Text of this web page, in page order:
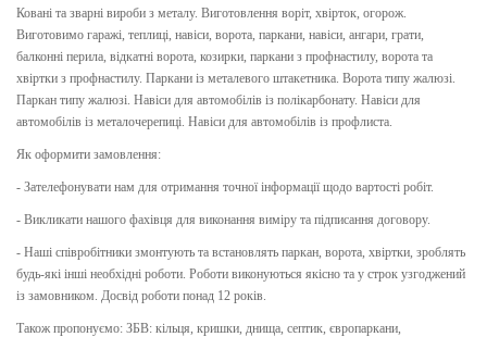
Ковані та зварні вироби з металу. Виготовлення воріт, хвірток, огорож.
Виготовимо гаражі, теплиці, навіси, ворота, паркани, навіси, ангари, грати,
балконні перила, відкатні ворота, козирки, паркани з профнастилу, ворота та
хвіртки з профнастилу. Паркани із металевого штакетника. Ворота типу жалюзі.
Паркан типу жалюзі. Навіси для автомобілів із полікарбонату. Навіси для
автомобілів із металочерепиці. Навіси для автомобілів із профлиста.
Як оформити замовлення:
- Зателефонувати нам для отримання точної інформації щодо вартості робіт.
- Викликати нашого фахівця для виконання виміру та підписання договору.
- Наші співробітники змонтують та встановлять паркан, ворота, хвіртки, зроблять
будь-які інші необхідні роботи. Роботи виконуються якісно та у строк узгоджений
із замовником. Досвід роботи понад 12 років.
Також пропонуємо: ЗБВ: кільця, кришки, днища, септик, європаркани,